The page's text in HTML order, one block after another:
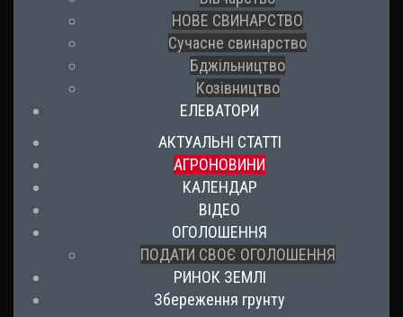
НОВЕ СВИНАРСТВО
Сучасне свинарство
Бджільництво
Козівництво
ЕЛЕВАТОРИ
АКТУАЛЬНІ СТАТТІ
АГРОНОВИНИ
КАЛЕНДАР
ВІДЕО
ОГОЛОШЕННЯ
ПОДАТИ СВОЄ ОГОЛОШЕННЯ
РИНОК ЗЕМЛІ
Збереження грунту